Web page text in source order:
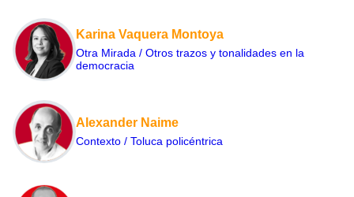
Karina Vaquera Montoya
Otra Mirada / Otros trazos y tonalidades en la
democracia
Alexander Naime
Contexto / Toluca policéntrica